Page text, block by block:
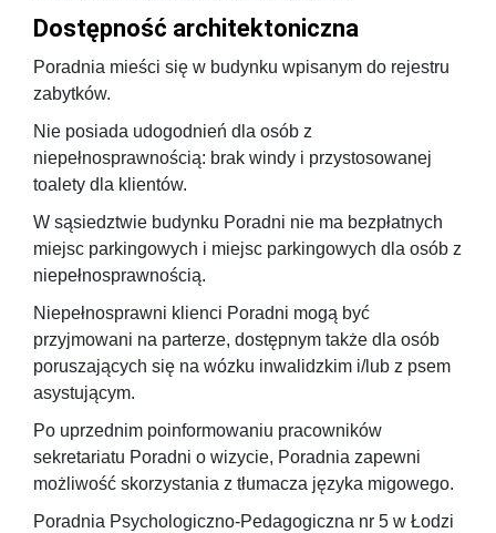
Dostępność architektoniczna
Poradnia mieści się w budynku wpisanym do rejestru
zabytków.
Nie posiada udogodnień dla osób z
niepełnosprawnością: brak windy i przystosowanej
toalety dla klientów.
W sąsiedztwie budynku Poradni nie ma bezpłatnych
miejsc parkingowych i miejsc parkingowych dla osób z
niepełnosprawnością.
Niepełnosprawni klienci Poradni mogą być
przyjmowani na parterze, dostępnym także dla osób
poruszających się na wózku inwalidzkim i/lub z psem
asystującym.
Po uprzednim poinformowaniu pracowników
sekretariatu Poradni o wizycie, Poradnia zapewni
możliwość skorzystania z tłumacza języka migowego.
Poradnia Psychologiczno-Pedagogiczna nr 5 w Łodzi